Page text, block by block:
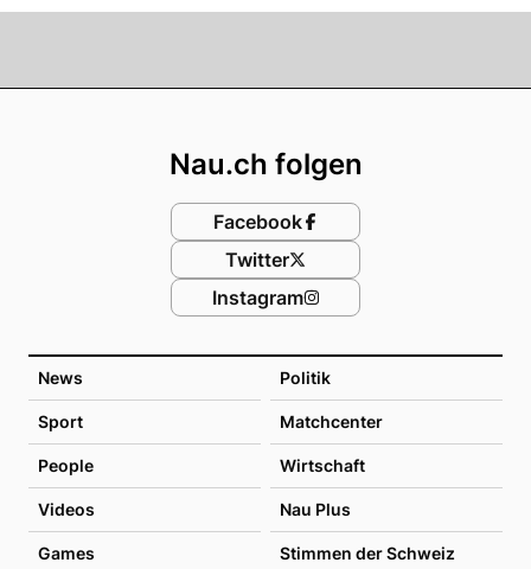
News Politik
Sport Matchcenter
People Wirtschaft
Videos Nau Plus
Games Stimmen der Schweiz
Nau.ch folgen
Facebook
Twitter
Instagram